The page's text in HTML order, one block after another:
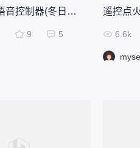
烤火炉智能语音控制器(冬日里懂你的小暖)
9 5 6.6k